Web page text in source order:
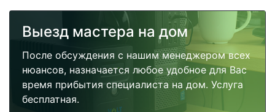
Выезд мастера на дом
После обсуждения с нашим менеджером всех
нюансов, назначается любое удобное для Вас
время прибытия специалиста на дом. Услуга
бесплатная.